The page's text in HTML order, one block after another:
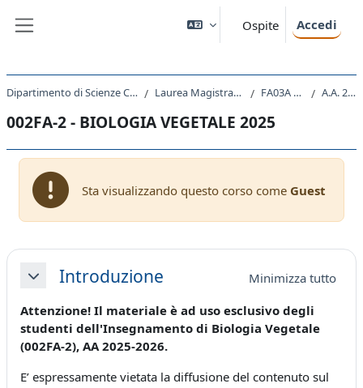
Ospite Accedi
Dipartimento di Scienze Chimiche e Farmaceutiche Laurea Magistrale Ciclo Unico 5 anni FA03A - FARMACIA A.A. 2025 - 2026
002FA-2 - BIOLOGIA VEGETALE 2025
Sta visualizzando questo corso come Guest
Schema della sezione
MinimizzaIntroduzione
Minimizza tutto
Attenzione! Il materiale è ad uso esclusivo degli
studenti dell'Insegnamento di Biologia Vegetale
(002FA-2), AA 2025-2026.
E’ espressamente vietata la diffusione del contenuto sul